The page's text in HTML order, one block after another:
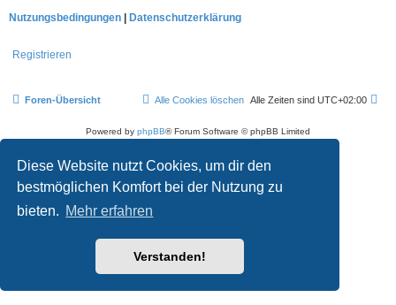
Diese Website nutzt Cookies, um dir den
bestmöglichen Komfort bei der Nutzung zu
bieten. Mehr erfahren
Verstanden!
Nutzungsbedingungen | Datenschutzerklärung
Registrieren
Foren-Übersicht Alle Zeiten sind UTC+02:00
Alle Cookies löschen
Powered by phpBB® Forum Software © phpBB Limited
Datenschutz|Nutzungsbedingungen